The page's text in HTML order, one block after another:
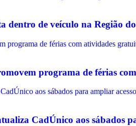
dentro de veículo na Região
programa de férias
CadÚnico aos sábados